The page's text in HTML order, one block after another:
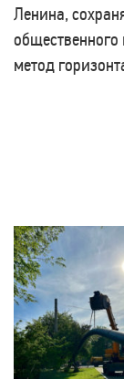
Ленина,
общественного
метод